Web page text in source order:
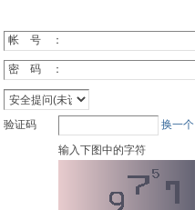
帐 号 ：
密 码 ：
验证码
换一个
输入下图中的字符